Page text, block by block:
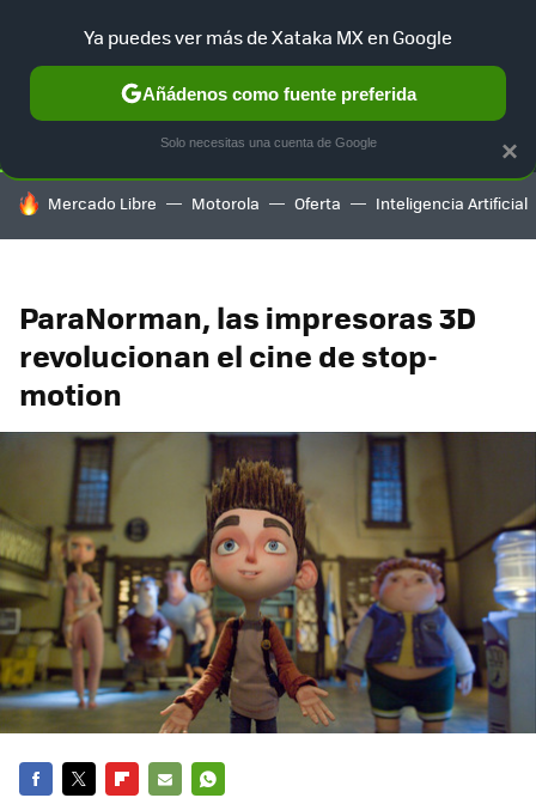
SELECCIÓN GAMING HOME AUTO TERRITORIO
HOY SE HABLA DE
Mercado Libre Motorola Oferta Inteligencia Artificial
ParaNorman, las impresoras 3D
revolucionan el cine de stop-
motion
×
Ya puedes ver más de Xataka MX en Google
Añádenos como fuente preferida
Solo necesitas una cuenta de Google